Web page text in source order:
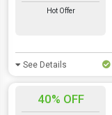
Hot Offer
See Details
40% OFF